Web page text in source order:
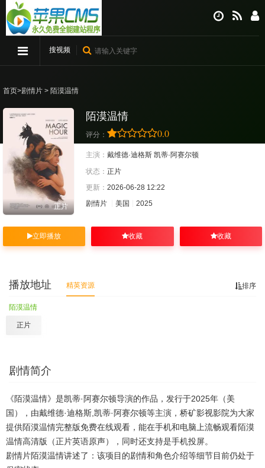
搜视频
首页>剧情片 > 陌漠温情
正片
陌漠温情
评分： 0.0
主演： 戴维德·迪格斯 凯蒂·阿赛尔顿
状态： 正片
更新： 2026-06-28 12:22
剧情片
美国 2025
立即播放 收藏 收藏
排序
播放地址 精英资源
陌漠温情
正片
剧情简介
《陌漠温情》是凯蒂·阿赛尔顿导演的作品，发行于2025年（美
国），由戴维德·迪格斯,凯蒂·阿赛尔顿等主演，桥矿影视影院为大家
提供陌漠温情完整版免费在线观看，能在手机和电脑上流畅观看陌漠
温情高清版（正片英语原声），同时还支持是手机投屏。
剧情片陌漠温情讲述了：该项目的剧情和角色介绍等细节目前仍处于